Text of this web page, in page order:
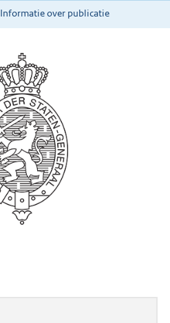
Informatie over publicatie